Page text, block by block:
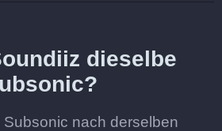
dieselbe
nach derselben